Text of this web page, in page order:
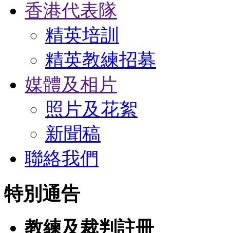
香港代表隊
精英培訓
精英教練招募
媒體及相片
照片及花絮
新聞稿
聯絡我們
特別通告
教練及裁判註冊